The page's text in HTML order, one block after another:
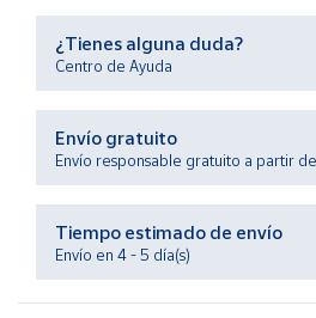
Productos
Solidarios
Ayuda
Centro
Contacto
Vendedores
¿Tienes alguna duda?
Centro de Ayuda
Envío gratuito
Envío responsable gratuito a partir
Tiempo estimado de envío
Envío en 4 - 5 día(s)